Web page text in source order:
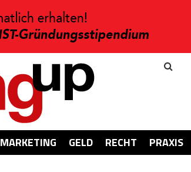
MARKETING GELD RECHT PRAXIS